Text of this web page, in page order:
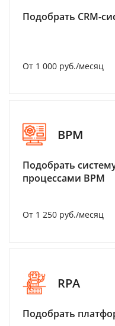
Подобрать CRM-
От 1 000 руб./месяц
BPM
Подобрать
процессами BPM
От 1 250 руб./месяц
RPA
Подобрать